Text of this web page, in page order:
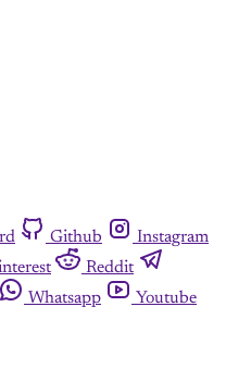
Github
Instagram
Reddit
Whatsapp
Youtube